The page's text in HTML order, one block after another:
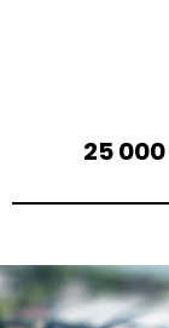
25 000